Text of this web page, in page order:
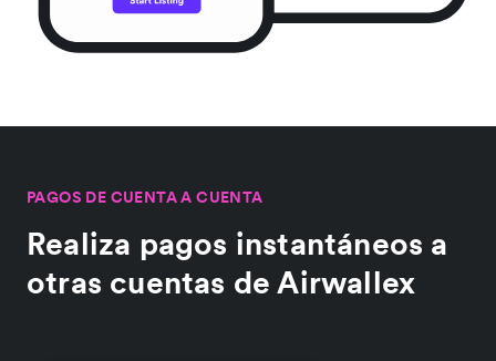
PAGOS DE CUENTA A CUENTA
Realiza pagos instantáneos a
otras cuentas de Airwallex